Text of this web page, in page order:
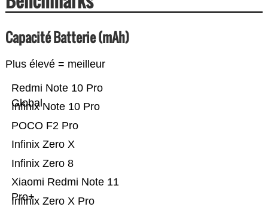
Capacité Batterie (mAh)
Plus élevé = meilleur
Infinix Zero X Pro
Xiaomi Redmi Note 11
Pro+
Infinix Zero 8
Infinix Zero X
POCO F2 Pro
Infinix Note 10 Pro
Redmi Note 10 Pro
Global